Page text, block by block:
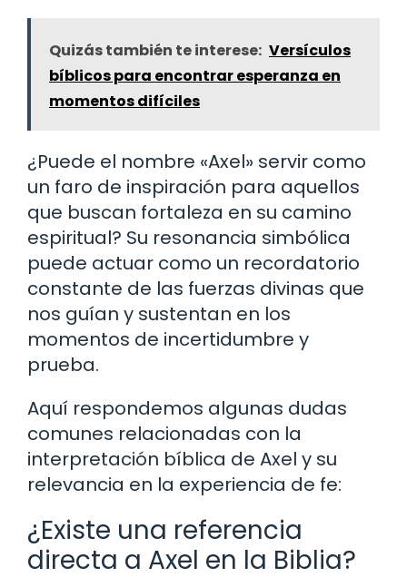
Quizás también te interese: Versículos
bíblicos para encontrar esperanza en
momentos difíciles
¿Puede el nombre «Axel» servir como
un faro de inspiración para aquellos
que buscan fortaleza en su camino
espiritual? Su resonancia simbólica
puede actuar como un recordatorio
constante de las fuerzas divinas que
nos guían y sustentan en los
momentos de incertidumbre y
prueba.
Aquí respondemos algunas dudas
comunes relacionadas con la
interpretación bíblica de Axel y su
relevancia en la experiencia de fe:
¿Existe una referencia
directa a Axel en la Biblia?